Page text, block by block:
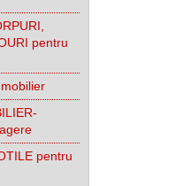
pentru
pentru